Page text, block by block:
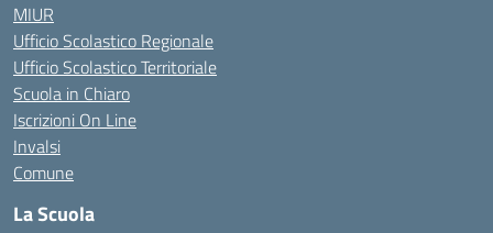
MIUR
Ufficio Scolastico Regionale
Ufficio Scolastico Territoriale
Scuola in Chiaro
Iscrizioni On Line
Invalsi
Comune
La Scuola